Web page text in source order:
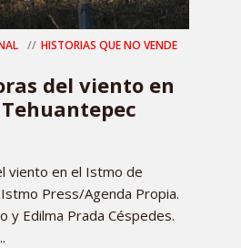
HISTORIAS QUE NO VENDE
del viento en
viento en el Istmo de
Press/Agenda Propia.
y Edilma Prada Céspedes.